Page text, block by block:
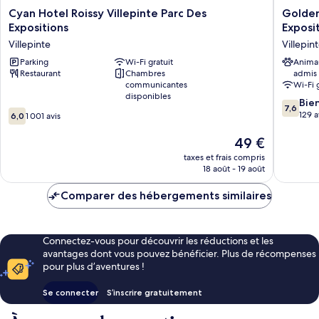
Cyan
Hotel
Roissy
Villepinte
Parc
Des
Cyan Hotel Roissy Villepinte Parc Des
Expositions
Villepinte
Parking
Wi-Fi gratuit
Restaurant
Chambres
communicantes
disponibles
6.0
sur
6,0 1 001 avis
Le
nouveau
prix
de
49 €
taxes et frais compris
18 août - 19 août
Golden
Tulip
Roissy
Parc
desadmis
Wi-Fi
7.6
sur
7,6
129
Comparer des hébergements similaires
Connectez-vous pour découvrir les réductions et les
avantages dont vous pouvez bénéficier. Plus de récompenses
pour plus d’aventures !
Se connecter S’inscrire gratuitement